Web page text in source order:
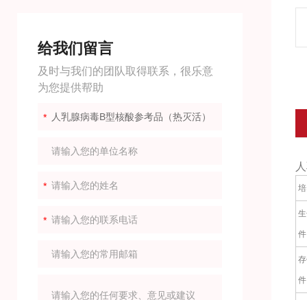
件
件
给我们留言
及时与我们的团队取得联系，很乐意
为您提供帮助